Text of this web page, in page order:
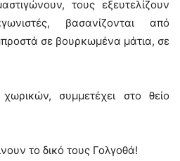
τους εξευτελίζουν
βασανίζονται από
σε βουρκωμένα μάτια, σε
συμμετέχει στο θείο
το δικό τους Γολγοθά!